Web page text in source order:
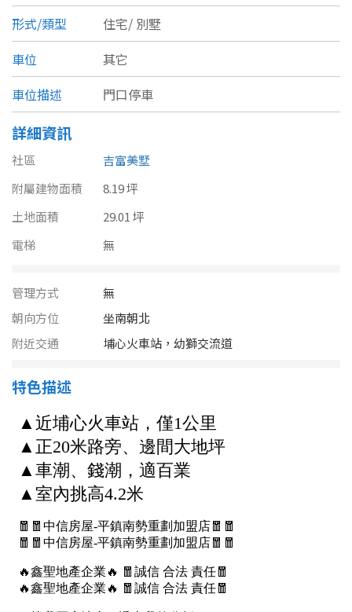
苗栗縣
台中市
彰化縣
南投縣
雲林縣
嘉義市
嘉義縣
高雄市
花蓮縣
金門連江
農舍 辦公 店面 工廠
坪數
不拘
40~50 坪
80坪以上
~
樓層
不拘
地下室
1樓
5~10樓 11~20樓
21樓以上
形式/類型
住宅/ 別墅
車位
其它
車位描述
門口停車
詳細資訊
社區
吉富美墅
附屬建物面積
8.19 坪
土地面積
29.01 坪
電梯
無
管理方式
無
朝向方位
坐南朝北
附近交通
埔心火車站，幼獅交流道
特色描述